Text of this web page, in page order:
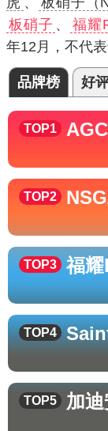
板硝子 、 福耀
年12月，不代
品牌榜 好
TOP1
TOP2
TOP3 福
TOP4
TOP5 加